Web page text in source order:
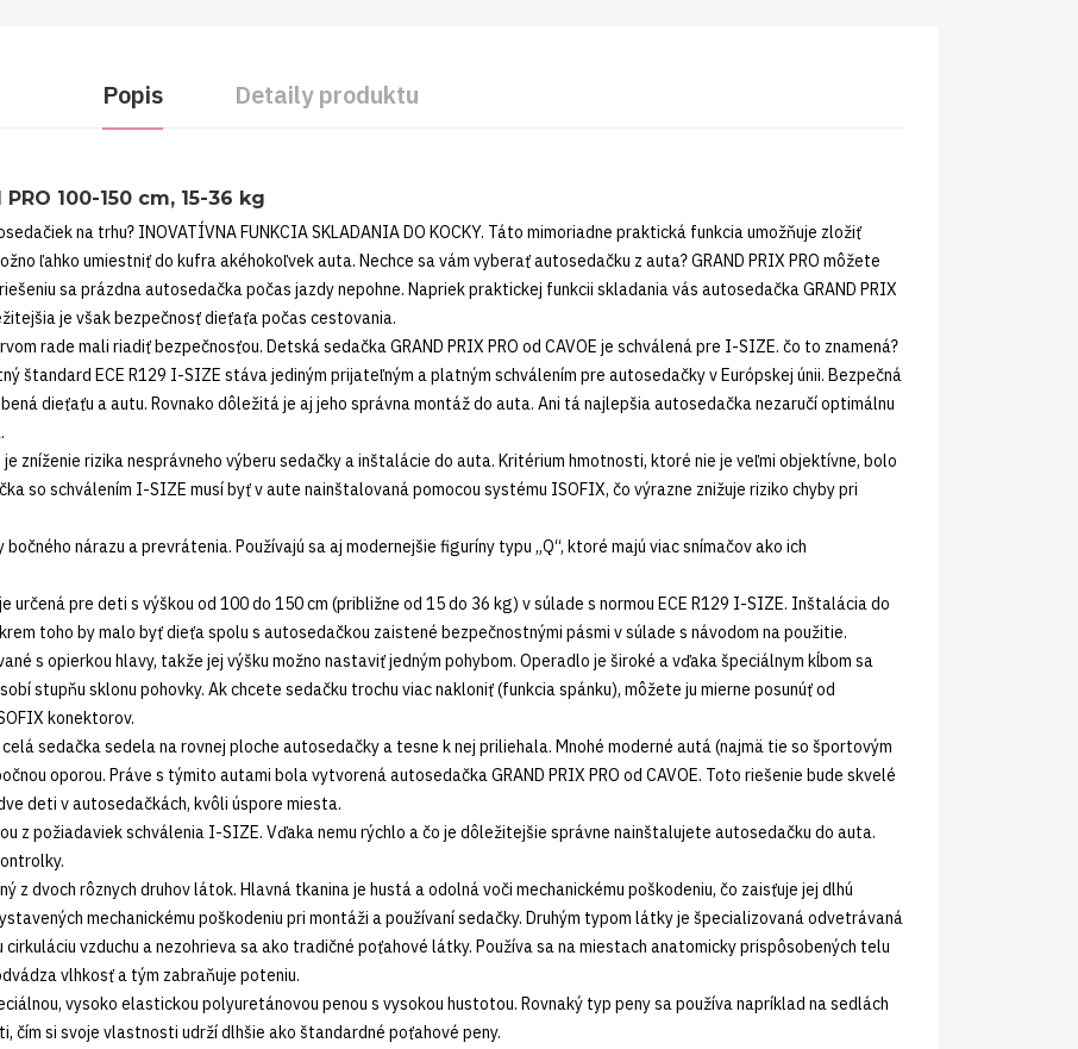
Popis Detaily produktu
PRO 100-150 cm, 15-36 kg
na trhu? INOVATÍVNA FUNKCIA SKLADANIA DO KOCKY. Táto mimoriadne praktická funkcia umožňuje zložiť
ľahko umiestniť do kufra akéhokoľvek auta. Nechce sa vám vyberať autosedačku z auta? GRAND PRIX PRO môžete
sa prázdna autosedačka počas jazdy nepohne. Napriek praktickej funkcii skladania vás autosedačka GRAND PRIX
je však bezpečnosť dieťaťa počas cestovania.
rade mali riadiť bezpečnosťou. Detská sedačka GRAND PRIX PRO od CAVOE je schválená pre I-SIZE. čo to znamená?
štandard ECE R129 I-SIZE stáva jediným prijateľným a platným schválením pre autosedačky v Európskej únii. Bezpečná
dieťaťu a autu. Rovnako dôležitá je aj jeho správna montáž do auta. Ani tá najlepšia autosedačka nezaručí optimálnu
zníženie rizika nesprávneho výberu sedačky a inštalácie do auta. Kritérium hmotnosti, ktoré nie je veľmi objektívne, bolo
so schválením I-SIZE musí byť v aute nainštalovaná pomocou systému ISOFIX, čo výrazne znižuje riziko chyby pri
nárazu a prevrátenia. Používajú sa aj modernejšie figuríny typu „Q“, ktoré majú viac snímačov ako ich
určená pre deti s výškou od 100 do 150 cm (približne od 15 do 36 kg) v súlade s normou ECE R129 I-SIZE. Inštalácia do
toho by malo byť dieťa spolu s autosedačkou zaistené bezpečnostnými pásmi v súlade s návodom na použitie.
s opierkou hlavy, takže jej výšku možno nastaviť jedným pohybom. Operadlo je široké a vďaka špeciálnym kĺbom sa
stupňu sklonu pohovky. Ak chcete sedačku trochu viac nakloniť (funkcia spánku), môžete ju mierne posunúť od
konektorov.
sedačka sedela na rovnej ploche autosedačky a tesne k nej priliehala. Mnohé moderné autá (najmä tie so športovým
oporou. Práve s týmito autami bola vytvorená autosedačka GRAND PRIX PRO od CAVOE. Toto riešenie bude skvelé
deti v autosedačkách, kvôli úspore miesta.
z požiadaviek schválenia I-SIZE. Vďaka nemu rýchlo a čo je dôležitejšie správne nainštalujete autosedačku do auta.
z dvoch rôznych druhov látok. Hlavná tkanina je hustá a odolná voči mechanickému poškodeniu, čo zaisťuje jej dlhú
mechanickému poškodeniu pri montáži a používaní sedačky. Druhým typom látky je špecializovaná odvetrávaná
vzduchu a nezohrieva sa ako tradičné poťahové látky. Používa sa na miestach anatomicky prispôsobených telu
vlhkosť a tým zabraňuje poteniu.
vysoko elastickou polyuretánovou penou s vysokou hustotou. Rovnaký typ peny sa používa napríklad na sedlách
čím si svoje vlastnosti udrží dlhšie ako štandardné poťahové peny.